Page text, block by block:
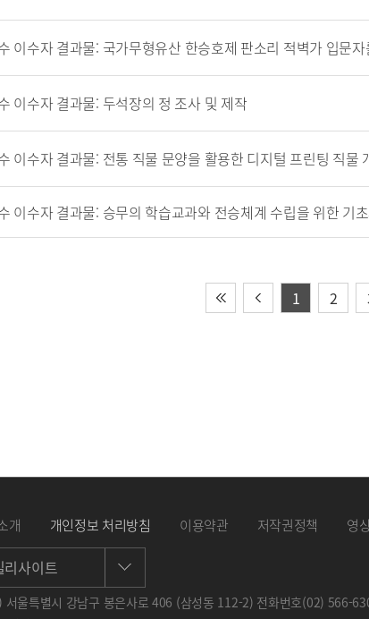
이수자 결과물: 국가무형유산 한승호제 판소리 적벽가 입문
이수자 결과물: 두석장의 정 조사 및 제작
이수자 결과물: 전통 직물 문양을 활용한 디지털 프린팅 직물
이수자 결과물: 승무의 학습교과와 전승체계 수립을 위한 기
1 2
개 개인정보 처리방침 이용약관 저작권정책 영
리사이트
서울특별시 강남구 봉은사로 406 (삼성동 112-2) 전화번호(02) 566-